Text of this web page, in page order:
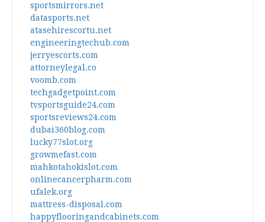
sportsmirrors.net
datasports.net
atasehirescortu.net
engineeringtechub.com
jerryescorts.com
attorneylegal.co
voomb.com
techgadgetpoint.com
tvsportsguide24.com
sportsreviews24.com
dubai360blog.com
lucky77slot.org
growmefast.com
mahkotahokislot.com
onlinecancerpharm.com
ufalek.org
mattress-disposal.com
happyflooringandcabinets.com